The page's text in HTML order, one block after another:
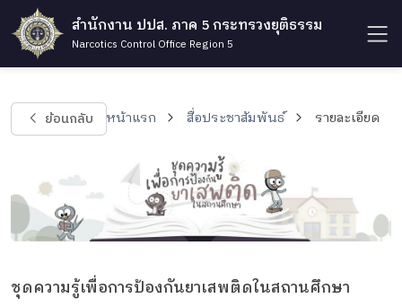
สำนักงาน ปปส. ภาค 5 กระทรวงยุติธรรม
Narcotics Control Office Region 5
ย้อนกลับ หน้าแรก สื่อประชาสัมพันธ์ รายละเอียด
ชุดความรู้เพื่อการป้องกันยาเสพติดในสถานศึกษา